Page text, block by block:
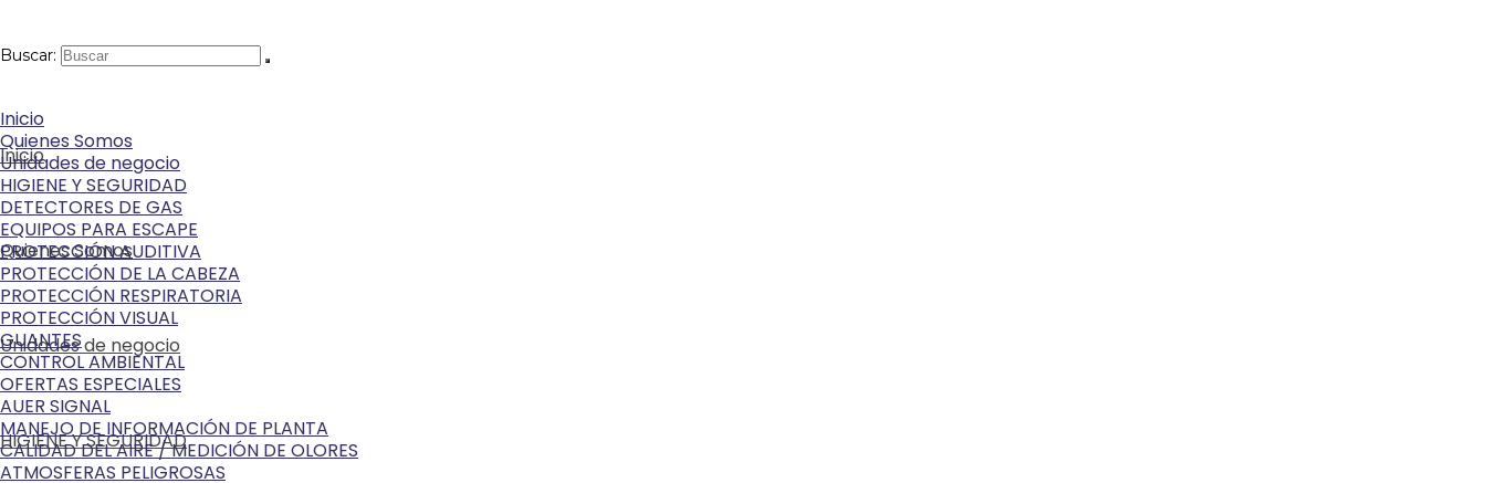
Buscar:
Inicio
Quienes Somos
Unidades de negocio
HIGIENE Y SEGURIDAD
Inicio
Quienes Somos
Unidades de negocio
HIGIENE Y SEGURIDAD
DETECTORES DE GAS
EQUIPOS PARA ESCAPE
PROTECCIÓN AUDITIVA
PROTECCIÓN DE LA CABEZA
PROTECCIÓN RESPIRATORIA
PROTECCIÓN VISUAL
GUANTES
CONTROL AMBIENTAL
OFERTAS ESPECIALES
AUER SIGNAL
MANEJO DE INFORMACIÓN DE PLANTA
CALIDAD DEL AIRE / MEDICIÓN DE OLORES
ATMOSFERAS PELIGROSAS